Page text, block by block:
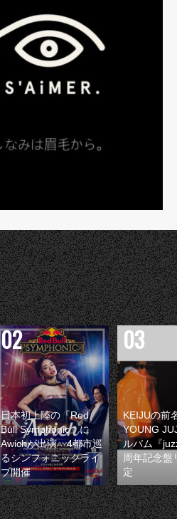
日本初上陸の『Red
Bull Symphonic』に
Awichが出演 4都市巡
るシンフォニックライ
ブ開催
KEIJUの前
YOUNG
ルバム『
周年記念盤
定